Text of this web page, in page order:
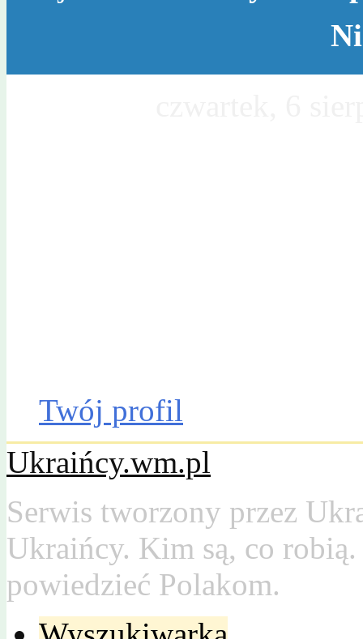
Twój profil
Ukraińcy.wm.pl
Serwis tworzony przez
Ukraińcy. Kim są, co
powiedzieć Polakom.